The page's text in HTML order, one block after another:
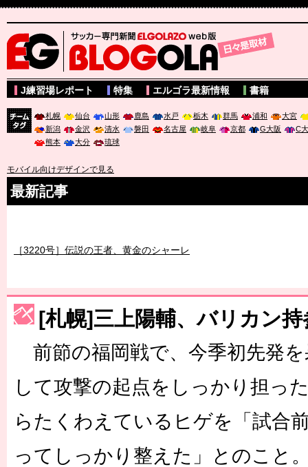
サッカー専門新聞ELGOLAZO web版 BLOGOLA
J練習場レポート 特集 エルゴラ最新情報 書籍
札幌 仙台 山形 鹿島 水戸 栃木 群馬 浦和
大宮
新潟
金沢 清水 磐田 名古屋 岐阜 京都 G大阪
C
熊本
大分 琉球
モバイル向けデザインで見る
最新記事
［3220号］伝説の王者、黄金のシャーレ
［3230号］世界一への夢は終わらない
［3223号］一丸。日本出陣
［3222号］史上最大のW杯開幕 注目は「個」
長谷川 アーリアジャスールさんがシンポジウム「気候変動から命
[札幌]三上陽輔、バリカン
前節の福岡戦で、今季初先発
して攻撃の起点をしっかり担っ
らたくわえているヒゲを「試合
ってしっかり整えた」とのこと